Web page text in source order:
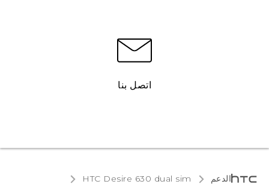
اتصل بنا
الدعم HTC Desire 630 dual sim‎